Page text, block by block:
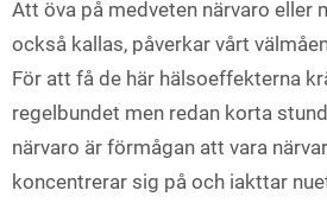
Att öva på medveten närvaro eller
också kallas, påverkar vårt
För att få de här hälsoeffekterna
regelbundet men redan korta
närvaro är förmågan att vara
koncentrerar sig på och iakttar